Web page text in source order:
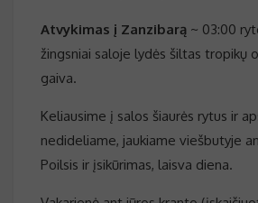
Atvykimas į Zanzibarą ~ 03:00
žingsniai saloje lydės šiltas tropikų
gaiva.
Keliausime į salos šiaurės rytus ir
nedideliame, jaukiame viešbutyje
Poilsis ir įsikūrimas, laisva diena.